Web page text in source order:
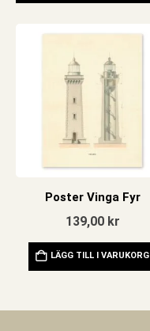
Poster Vinga Fyr
139,00 kr
LÄGG TILL I VARUKORG